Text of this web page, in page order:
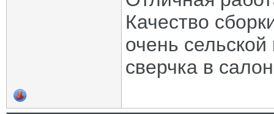
Качество
очень
сверчка в